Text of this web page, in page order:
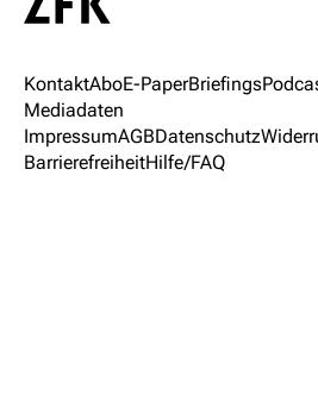
KontaktAboE-PaperBriefings
Mediadaten
ImpressumAGBDatenschutz
BarrierefreiheitHilfe/FAQ